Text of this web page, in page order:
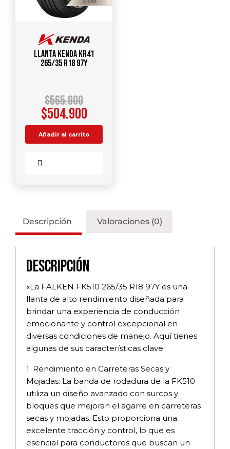
Llanta KENDA KR41
265/35 R18 97Y
$565.900
$504.900
Añadir al carrito
Descripción Valoraciones (0)
Descripción
«La FALKEN FK510 265/35 R18 97Y es una
llanta de alto rendimiento diseñada para
brindar una experiencia de conducción
emocionante y control excepcional en
diversas condiciones de manejo. Aquí tienes
algunas de sus características clave:
1. Rendimiento en Carreteras Secas y
Mojadas: La banda de rodadura de la FK510
utiliza un diseño avanzado con surcos y
bloques que mejoran el agarre en carreteras
secas y mojadas. Esto proporciona una
excelente tracción y control, lo que es
esencial para conductores que buscan un